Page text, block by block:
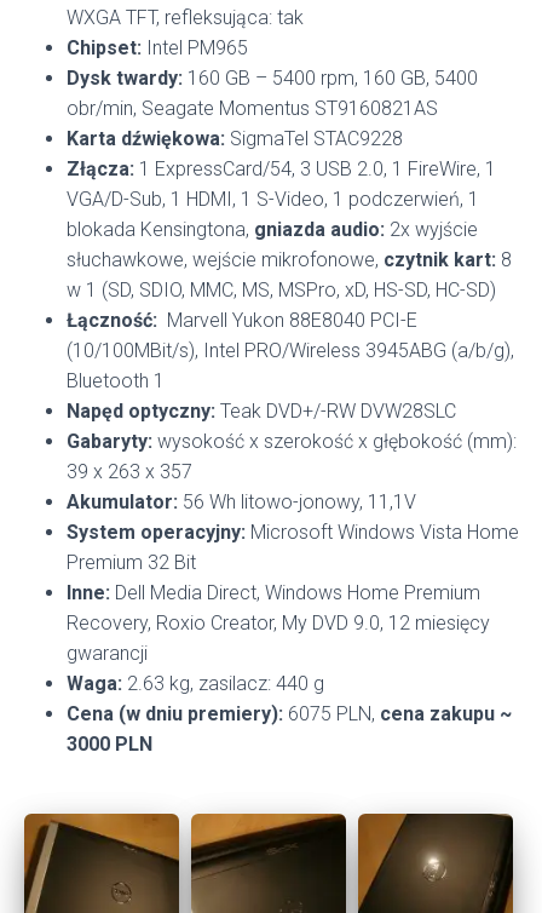
WXGA TFT, refleksująca: tak
Chipset: Intel PM965
Dysk twardy: 160 GB – 5400 rpm, 160 GB, 5400
obr/min, Seagate Momentus ST9160821AS
Karta dźwiękowa: SigmaTel STAC9228
Złącza: 1 ExpressCard/54, 3 USB 2.0, 1 FireWire, 1
VGA/D-Sub, 1 HDMI, 1 S-Video, 1 podczerwień, 1
blokada Kensingtona, gniazda audio: 2x wyjście
słuchawkowe, wejście mikrofonowe, czytnik kart: 8
w 1 (SD, SDIO, MMC, MS, MSPro, xD, HS-SD, HC-SD)
Łączność: Marvell Yukon 88E8040 PCI-E
(10/100MBit/s), Intel PRO/Wireless 3945ABG (a/b/g),
Bluetooth 1
Napęd optyczny: Teak DVD+/-RW DVW28SLC
Gabaryty: wysokość x szerokość x głębokość (mm):
39 x 263 x 357
Akumulator: 56 Wh litowo-jonowy, 11,1V
System operacyjny: Microsoft Windows Vista Home
Premium 32 Bit
Inne: Dell Media Direct, Windows Home Premium
Recovery, Roxio Creator, My DVD 9.0, 12 miesięcy
gwarancji
Waga: 2.63 kg, zasilacz: 440 g
Cena (w dniu premiery): 6075 PLN, cena zakupu ~
3000 PLN